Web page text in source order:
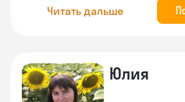
Читать дальше
Юлия